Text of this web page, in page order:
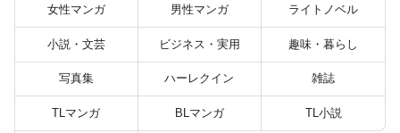
女性マンガ 男性マンガ ライトノベル
小説・文芸 ビジネス・実用 趣味・暮らし
写真集 ハーレクイン 雑誌
TLマンガ BLマンガ TL小説